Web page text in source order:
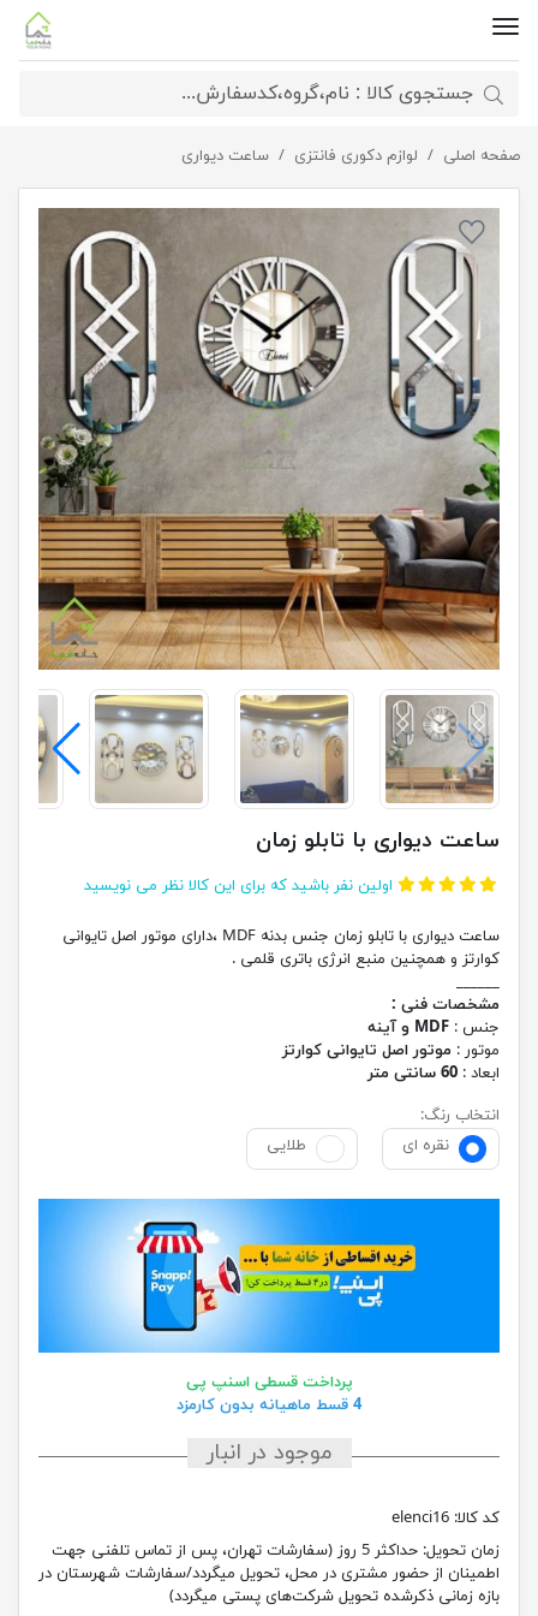
صفحه اصلی لوازم دکوری فانتزی ساعت دیواری ساعت دیواری با تابلو زمان
ساعت دیواری با تابلو زمان
اولین نفر باشید که برای این کالا نظر می نویسید
ساعت دیواری با تابلو زمان جنس بدنه MDF ،دارای موتور اصل تایوانی
کوارتز و همچنین منبع انرژی باتری قلمی .
______
مشخصات فنی :
جنس : MDF و آینه
موتور : موتور اصل تایوانی کوارتز
ابعاد : 60 سانتی متر
انتخاب رنگ:
نقره ای
طلایی
پرداخت قسطی اسنپ پی
4 قسط ماهیانه بدون کارمزد
موجود در انبار
کد کالا: elenci16
زمان تحویل:
حداکثر 5 روز (سفارشات تهران، پس از تماس تلفنی جهت
اطمینان از حضور مشتری در محل، تحویل میگردد/سفارشات شهرستان در
بازه زمانی ذکرشده تحویل شرکت‌های پستی میگردد)